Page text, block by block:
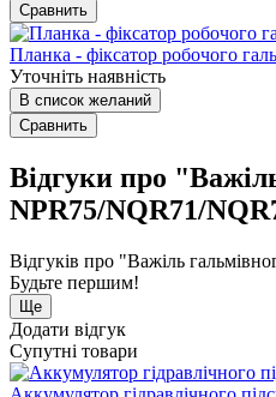
Сравнить
Планка - фіксатор робочого
Уточніть наявність
В список желаний
Сравнить
Відгуки про
NPR75/NQR71/
Відгуків про "Важіль
Будьте першим!
Ще
Додати відгук
Супутні товари